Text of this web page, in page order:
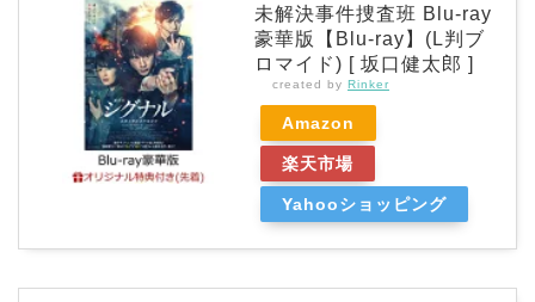
未解決事件捜査班 Blu-ray
豪華版【Blu-ray】(L判ブ
ロマイド) [ 坂口健太郎 ]
created by Rinker
Amazon
楽天市場
Yahooショッピング